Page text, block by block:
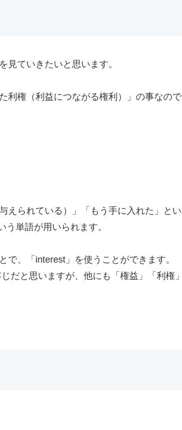
見ていきたいと思います。
利権（利益につながる権利）」の事なので
えられている）」「もう手に入れた」とい
単語が用いられます。
で、「interest」を使うことができます。
だと思いますが、他にも「権益」「利権」